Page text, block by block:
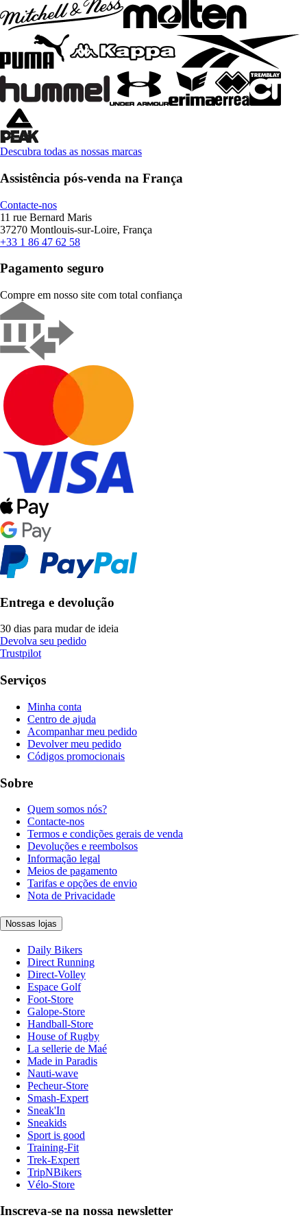
Descubra todas as nossas marcas
Assistência pós-venda na França
Contacte-nos
11 rue Bernard Maris
37270 Montlouis-sur-Loire, França
+33 1 86 47 62 58
Pagamento seguro
Compre em nosso site com total confiança
Entrega e devolução
30 dias para mudar de ideia
Devolva seu pedido
Trustpilot
Serviços
Minha conta
Centro de ajuda
Acompanhar meu pedido
Devolver meu pedido
Códigos promocionais
Sobre
Quem somos nós?
Contacte-nos
Termos e condições gerais de venda
Devoluções e reembolsos
Informação legal
Meios de pagamento
Tarifas e opções de envio
Nota de Privacidade
Nossas lojas
Daily Bikers
Direct Running
Direct-Volley
Espace Golf
Foot-Store
Galope-Store
Handball-Store
House of Rugby
La sellerie de Maé
Made in Paradis
Nauti-wave
Pecheur-Store
Smash-Expert
Sneak'In
Sneakids
Sport is good
Training-Fit
Trek-Expert
TripNBikers
Vélo-Store
Inscreva-se na nossa newsletter